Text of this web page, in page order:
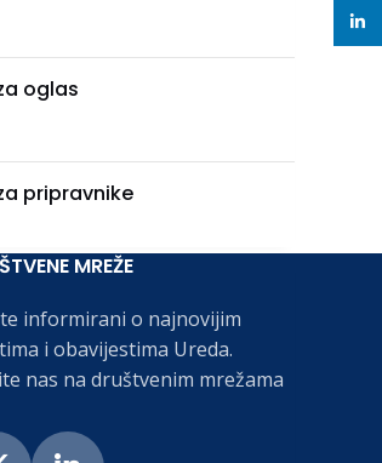
oglas
pripravnike
MREŽE
informirani o najnovijim
i obavijestima Ureda.
nas na društvenim mrežama